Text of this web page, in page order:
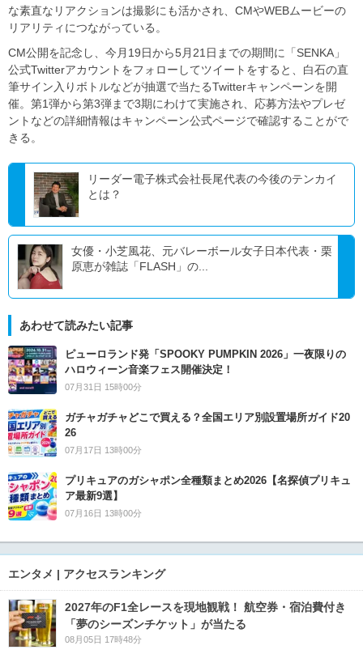
な素直なリアクションは撮影にも活かされ、CMやWEBムービーの
リアリティにつながっている。
CM公開を記念し、今月19日から5月21日までの期間に「SENKA」
公式Twitterアカウントをフォローしてツイートをすると、白石の直
筆サイン入りボトルなどが抽選で当たるTwitterキャンペーンを開
催。第1弾から第3弾まで3期にわけて実施され、応募方法やプレゼ
ントなどの詳細情報はキャンペーン公式ページで確認することがで
きる。
リーダー電子株式会社長尾代表の今後のテンカイ
とは？
女優・小芝風花、元バレーボール女子日本代表・栗
原恵が雑誌「FLASH」の...
あわせて読みたい記事
ピューロランド発「SPOOKY PUMPKIN 2026」一夜限りの
ハロウィーン音楽フェス開催決定！
07月31日 15時00分
ガチャガチャどこで買える？全国エリア別設置場所ガイド20
26
07月17日 13時00分
プリキュアのガシャポン全種類まとめ2026【名探偵プリキュ
ア最新9選】
07月16日 13時00分
エンタメ | アクセスランキング
2027年のF1全レースを現地観戦！ 航空券・宿泊費付き
「夢のシーズンチケット」が当たる
08月05日 17時48分